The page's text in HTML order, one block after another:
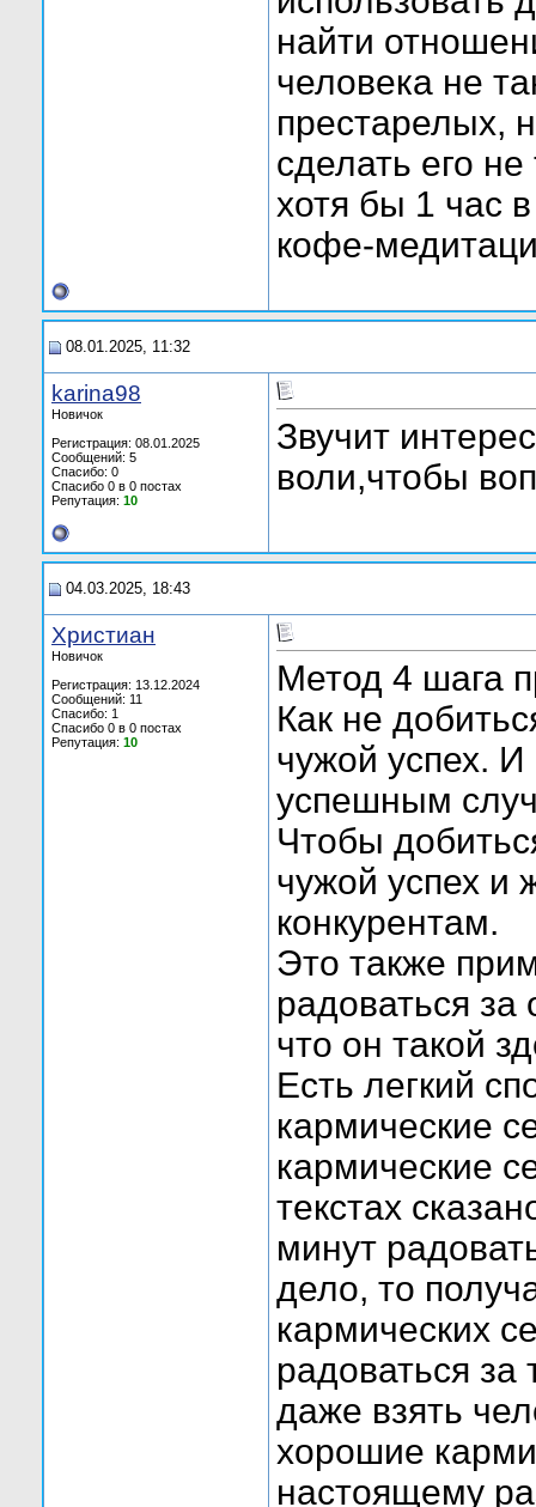
найти
человека не
престарелых,
сделать его
хотя бы 1 час
кофе-
08.01.2025, 11:32
karina98
Новичок
Регистрация: 08.01.2025
Сообщений: 5
Спасибо: 0
Спасибо 0 в 0 постах
Репутация: 10
Звучит
воли,чтобы
04.03.2025, 18:43
Христиан
Новичок
Регистрация: 13.12.2024
Сообщений: 11
Спасибо: 1
Спасибо 0 в 0 постах
Репутация: 10
Метод 4 шага
Как не
чужой успех. И
успешным
Чтобы
чужой успех и
конкурентам.
Это также
радоваться за
что он такой
Есть легкий
кармические
кармические
текстах
минут
дело, то
кармических
радоваться
даже взять
хорошие
настоящему